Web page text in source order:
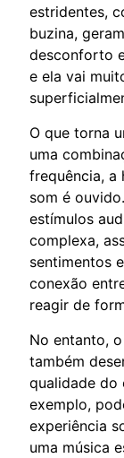
estridentes,
buzina,
desconforto
e ela vai
O que torna
uma
frequência, a
som é
estímulos
complexa,
sentimentos
conexão
reagir de
No entanto,
também
qualidade do
exemplo,
experiência
uma música